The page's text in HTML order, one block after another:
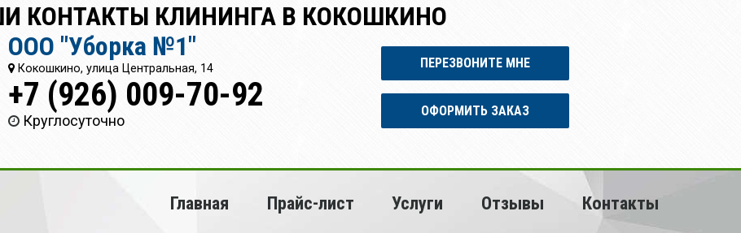
КОНТАКТЫ КЛИНИНГА В КОКОШКИНО
ООО "Уборка №1"
Кокошкино, улица Центральная, 14
+7 (926) 009-70-92
Круглосуточно
ПЕРЕЗВОНИТЕ МНЕ
ОФОРМИТЬ ЗАКАЗ
Главная Прайс-лист Услуги Отзывы Контакты